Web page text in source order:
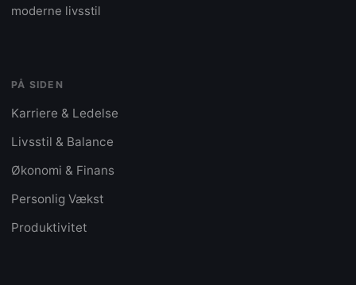
moderne livsstil
PÅ SIDEN
Karriere & Ledelse
Livsstil & Balance
Økonomi & Finans
Personlig Vækst
Produktivitet